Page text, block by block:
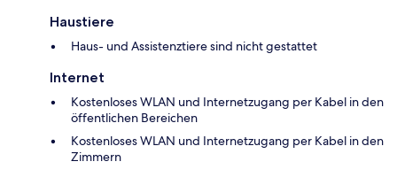
Haustiere
Haus- und Assistenztiere sind nicht gestattet
Internet
Kostenloses WLAN und Internetzugang per Kabel in den
öffentlichen Bereichen
Kostenloses WLAN und Internetzugang per Kabel in den
Zimmern